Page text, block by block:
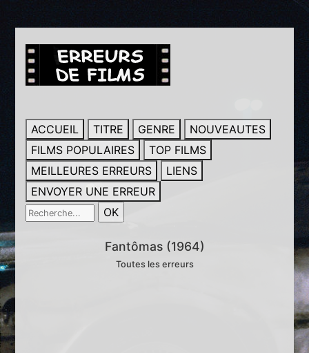
ACCUEIL TITRE GENRE
NOUVEAUTES
FILMS POPULAIRES
TOP FILMS
MEILLEURES ERREURS
LIENS
ENVOYER UNE ERREUR
Fantômas (1964)
Toutes les erreurs